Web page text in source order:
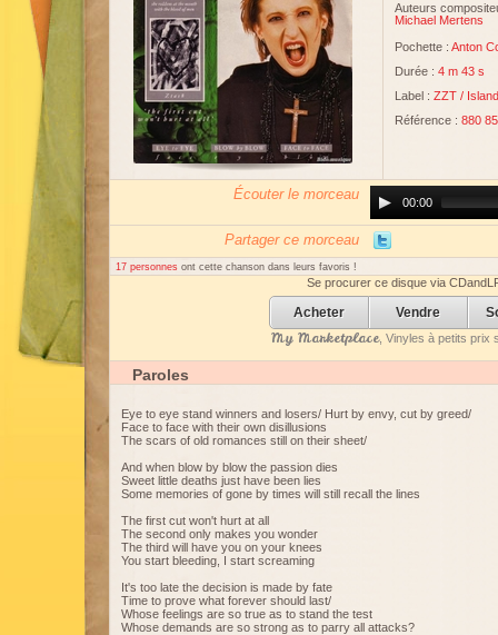
Auteurs
Michael Mertens
Pochette : Anton
Durée : 4 m 43 s
Label : ZZT / Island
Référence : 880
Écouter le morceau
Player00:00
Partager ce morceau
17 personnes ont cette chanson dans leurs favoris !
Se procurer ce disque via
Acheter Vendre
My Marketplace, Vinyles à petits prix
Paroles
Eye to eye stand winners and losers/ Hurt by envy, cut by greed/
Face to face with their own disillusions
The scars of old romances still on their sheet/
And when blow by blow the passion dies
Sweet little deaths just have been lies
Some memories of gone by times will still recall the lines
The first cut won't hurt at all
The second only makes you wonder
The third will have you on your knees
You start bleeding, I start screaming
It's too late the decision is made by fate
Time to prove what forever should last/
Whose feelings are so true as to stand the test
Whose demands are so strong as to parry all attacks?